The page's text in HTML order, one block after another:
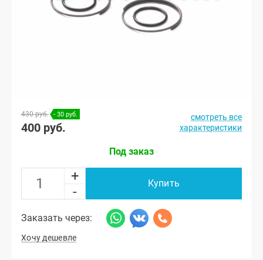
430 руб. - 30 руб.
400 руб.
смотреть все
характеристики
Под заказ
+
-
Купить
Заказать через:
Хочу дешевле